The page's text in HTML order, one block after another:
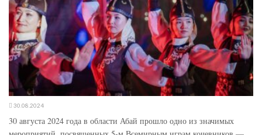
30.08.2024
30 августа 2024 года в области Абай прошло одно из значимых